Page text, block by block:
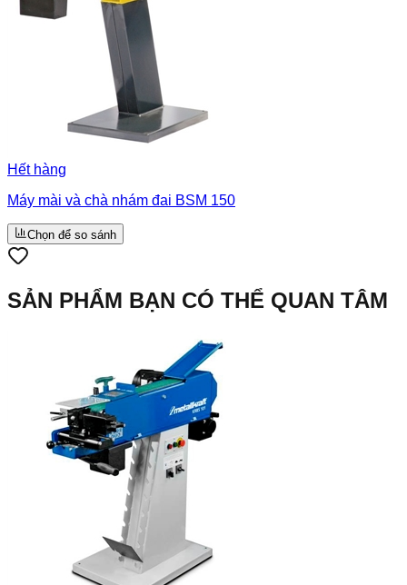
Hết hàng
Máy mài và chà nhám đai BSM 150
Chọn để so sánh
SẢN PHẨM BẠN CÓ THỂ QUAN TÂM